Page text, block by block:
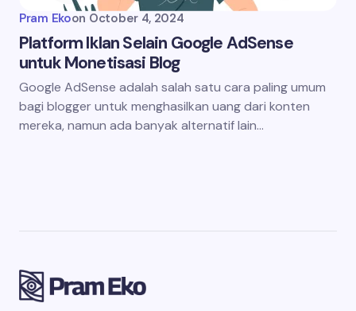
Pram Ekoon October 4, 2024
Platform Iklan Selain Google AdSense
untuk Monetisasi Blog
Google AdSense adalah salah satu cara paling umum
bagi blogger untuk menghasilkan uang dari konten
mereka, namun ada banyak alternatif lain…